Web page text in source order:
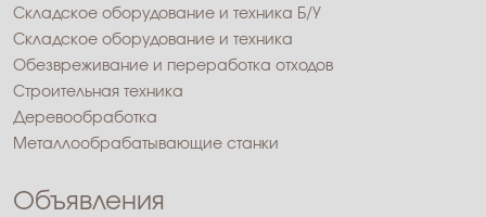
Складское оборудование и техника Б/У
Складское оборудование и техника
Обезвреживание и переработка отходов
Строительная техника
Деревообработка
Металлообрабатывающие станки
Объявления